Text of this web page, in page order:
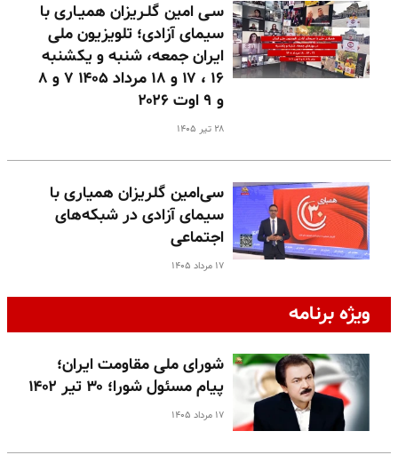
سـی امین گلـریزان همیـاری با
سیمای آزادی؛ تلویزیون ملی
ایران جمعه، شنبه و یکشنبه
۱۶ ، ۱۷ و ۱۸ مرداد ۱۴۰۵ ۷ و ۸
و ۹ اوت ۲۰۲۶
۲۸ تیر ۱۴۰۵
سی‌امین گلریزان همیاری با
سیمای آزادی در شبکه‌های
اجتماعی
۱۷ مرداد ۱۴۰۵
ویژه برنامه
شورای ملی مقاومت ایران؛
پیام مسئول شورا؛ ۳۰ تیر ۱۴۰۲
۱۷ مرداد ۱۴۰۵